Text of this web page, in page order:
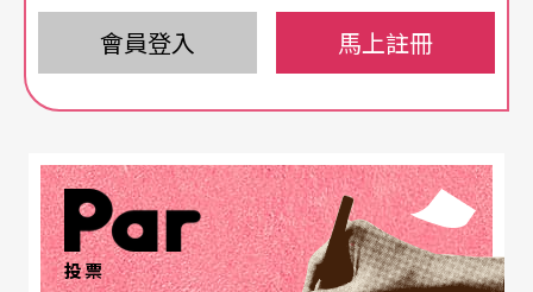
國內第一位舞蹈治療師是 李宗芹，她也是台灣舞蹈
治療研究協會的創立者，目前擔任理事長。從一九
八一年五月開始一直到現在，李宗芹不斷透過身體
生等不同對象，進行各種團體治療和個別治療。長
達二十年的實務工作，讓她越來越相信，透過舞動
身體，人人都將找到心靈的表達之路，讓身心得到
會員登入 馬上註冊
投票